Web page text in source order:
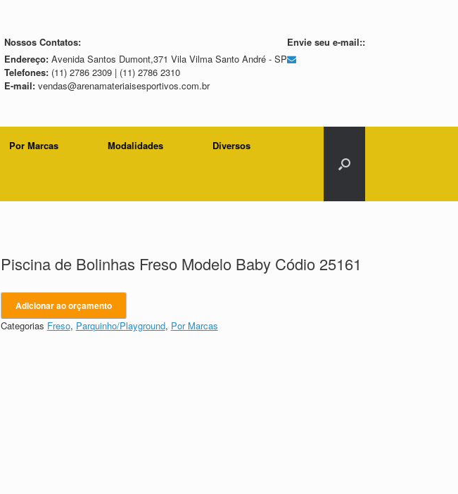
Nossos Contatos:
Endereço: Avenida Santos Dumont,371 Vila Vilma Santo André - SP
Telefones: (11) 2786 2309 | (11) 2786 2310
E-mail: vendas@arenamateriaisesportivos.com.br
Envie seu e-mail::
Por Marcas Modalidades Diversos
Piscina de Bolinhas Freso Modelo Baby Códio 25161
Adicionar ao orçamento
Categorias Freso, Parquinho/Playground, Por Marcas